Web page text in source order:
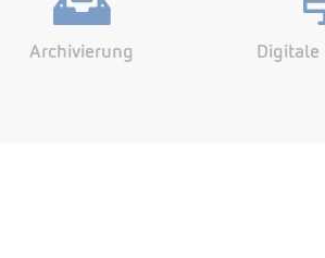
Archivierung Digitale